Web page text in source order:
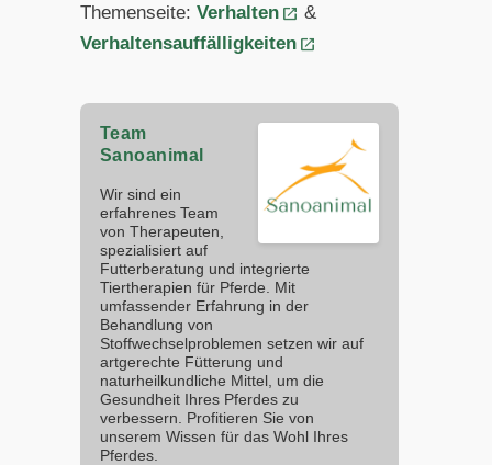
Themenseite: Verhalten
&
Verhaltensauffälligkeiten
Team
Sanoanimal
Wir sind ein
erfahrenes Team
von Therapeuten,
spezialisiert auf
Futterberatung und integrierte
Tiertherapien für Pferde. Mit
umfassender Erfahrung in der
Behandlung von
Stoffwechselproblemen setzen wir auf
artgerechte Fütterung und
naturheilkundliche Mittel, um die
Gesundheit Ihres Pferdes zu
verbessern. Profitieren Sie von
unserem Wissen für das Wohl Ihres
Pferdes.